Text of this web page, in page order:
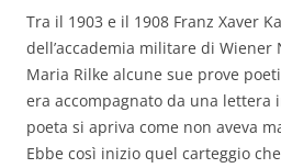
Tra il 1903 e il 1908 Franz Xaver
dell’accademia militare di
Maria Rilke alcune sue prove
era accompagnato da una lettera
poeta si apriva come non aveva
Ebbe così inizio quel carteggio